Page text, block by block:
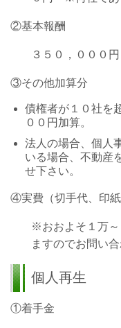
②基本報酬
３５０，０００円
③その他加算分
債権者が１０社を
００円加算。
法人の場合、個人
いる場合、不動産
せ下さい。
④実費（切手代、印紙
※おおよそ１万～
ますのでお問い合
個人再生
①着手金